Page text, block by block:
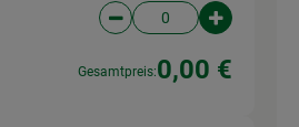
Artikelanzahl
Gesamtpreis:0,00 €